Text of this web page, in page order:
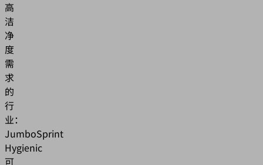
高
洁
净
度
需
求
的
行
业：
JumboSprint
Hygienic
可